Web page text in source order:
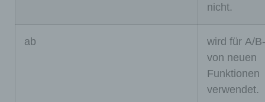
nicht.
ab
wird für A/
von neuen
Funktionen
verwendet.